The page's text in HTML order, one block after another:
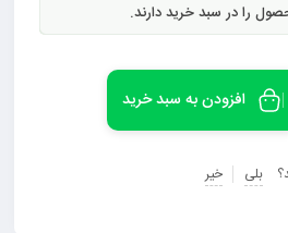
را در سبد خرید دارند.
افزودن به سبد خرید
بلی خیر